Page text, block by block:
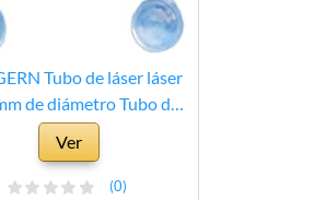
Tubo de láser láser
de diámetro Tubo de
de Lente de Enfoque
de colimación Lente
10 Piezas De Distancia
Ver
(0)